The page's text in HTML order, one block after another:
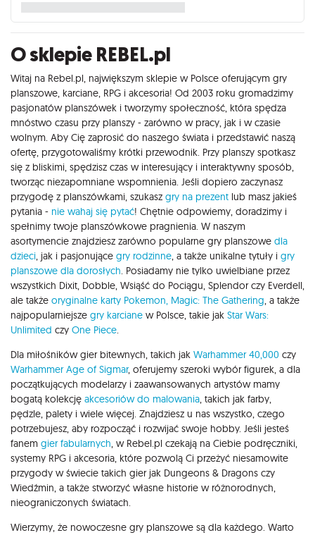
O sklepie REBEL.pl
Witaj na Rebel.pl, największym sklepie w Polsce oferującym gry
planszowe, karciane, RPG i akcesoria! Od 2003 roku gromadzimy
pasjonatów planszówek i tworzymy społeczność, która spędza
mnóstwo czasu przy planszy - zarówno w pracy, jak i w czasie
wolnym. Aby Cię zaprosić do naszego świata i przedstawić naszą
ofertę, przygotowaliśmy krótki przewodnik. Przy planszy spotkasz
się z bliskimi, spędzisz czas w interesujący i interaktywny sposób,
tworząc niezapomniane wspomnienia. Jeśli dopiero zaczynasz
przygodę z planszówkami, szukasz gry na prezent lub masz jakieś
pytania - nie wahaj się pytać! Chętnie odpowiemy, doradzimy i
spełnimy twoje planszówkowe pragnienia. W naszym
asortymencie znajdziesz zarówno popularne gry planszowe dla
dzieci, jak i pasjonujące gry rodzinne, a także unikalne tytuły i gry
planszowe dla dorosłych. Posiadamy nie tylko uwielbiane przez
wszystkich Dixit, Dobble, Wsiąść do Pociągu, Splendor czy Everdell,
ale także oryginalne karty Pokemon, Magic: The Gathering, a także
najpopularniejsze gry karciane w Polsce, takie jak Star Wars:
Unlimited czy One Piece.
Dla miłośników gier bitewnych, takich jak Warhammer 40,000 czy
Warhammer Age of Sigmar, oferujemy szeroki wybór figurek, a dla
początkujących modelarzy i zaawansowanych artystów mamy
bogatą kolekcję akcesoriów do malowania, takich jak farby,
pędzle, palety i wiele więcej. Znajdziesz u nas wszystko, czego
potrzebujesz, aby rozpocząć i rozwijać swoje hobby. Jeśli jesteś
fanem gier fabularnych, w Rebel.pl czekają na Ciebie podręczniki,
systemy RPG i akcesoria, które pozwolą Ci przeżyć niesamowite
przygody w świecie takich gier jak Dungeons & Dragons czy
Wiedźmin, a także stworzyć własne historie w różnorodnych,
nieograniczonych światach.
Wierzymy, że nowoczesne gry planszowe są dla każdego. Warto